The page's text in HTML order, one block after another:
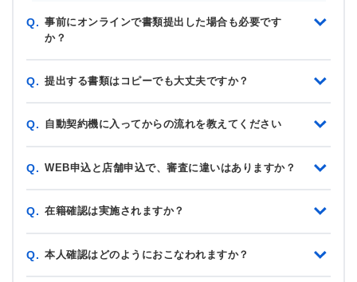
Q. 事前にオンラインで書類提出した場合も必要です
か？
Q. 提出する書類はコピーでも大丈夫ですか？
Q. 自動契約機に入ってからの流れを教えてください
Q. WEB申込と店舗申込で、審査に違いはありますか？
Q. 在籍確認は実施されますか？
Q. 本人確認はどのようにおこなわれますか？